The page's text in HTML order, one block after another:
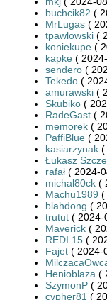
buchcik82 (
MrLugas (
tpawlowski (
koniekupe (
kapke (
sendero (
Tekedo (
amurawski (
Skubiko (
RadeGast (
memorek (
PaffiBlue (
kasiarzynak (
Łukasz
rafał ( 2024-
michal80ck (
Machu1989 (
blahdong (
trutut ( 2024-
Maverick (
REDI 15 (
Fajet ( 2024-
Henioblaza (
SzymonP (
cypher81 (